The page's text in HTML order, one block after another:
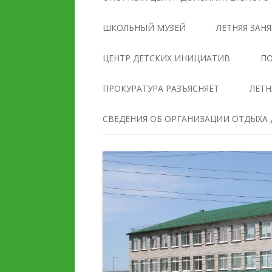
ОБРАЗОВАТЕЛЬНОЙ
РУКОВОДСТВО
ПЕДАГОГИЧЕСКИЙ
ТЕХНИЧЕСКОЕ
И ОСНАЩЕННОСТЬ
ОБРАЗОВАТЕЛЬНОГО
ПРОЦЕССА.
СРЕДА
ШКОЛЬНЫЙ МУЗЕЙ ЛЕТНЯЯ
ЦЕНТР ДЕТСКИХ ИНИЦИАТИВ
ПРОКУРАТУРА РАЗЪЯСНЯЕТ
СВЕДЕНИЯ ОБ ОРГАНИЗАЦИИ ОТДЫХА
ВОЖАТСКИЙ СОСТАВ
ДЕЯТЕЛЬНОСТЬ
МАТЕРИАЛЬНО-
ТЕХНИЧЕСКОЕ ОБЕСПЕЧЕНИЕ
И ОСНАЩЕННОСТЬ
ОРГАНИЗАЦИИ ОТДЫХА